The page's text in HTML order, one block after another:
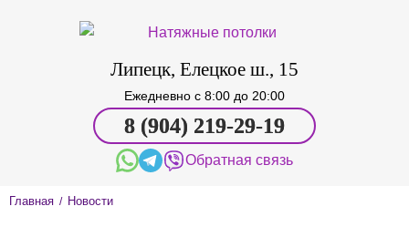
Липецк, Елецкое ш., 15
Ежедневно c 8:00 до 20:00
8 (904) 219-29-19
Обратная связь
Главная / Новости